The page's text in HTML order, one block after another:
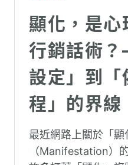
顯化，是心
行銷話術
設定」到「
程」的界線
最近網路上關於「顯
（Manifestation）